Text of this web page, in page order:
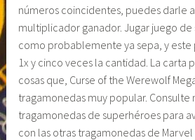
números coincidentes, puedes darle
multiplicador ganador. Jugar juego de
como probablemente ya sepa, y
1x y cinco veces la cantidad. La
cosas que, Curse of the Werewolf
tragamonedas muy popular. Consulte
tragamonedas de superhéroes para
con las otras tragamonedas de